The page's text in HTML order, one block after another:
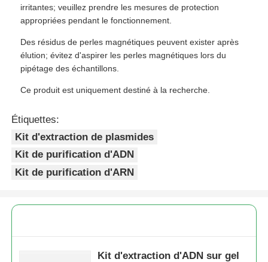
irritantes; veuillez prendre les mesures de protection
appropriées pendant le fonctionnement.
Des résidus de perles magnétiques peuvent exister après
élution; évitez d'aspirer les perles magnétiques lors du
pipétage des échantillons.
Ce produit est uniquement destiné à la recherche.
Étiquettes:
Kit d'extraction de plasmides
Kit de purification d'ADN
Kit de purification d'ARN
Kit d'extraction d'ADN sur gel